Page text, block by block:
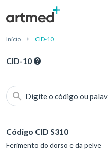
Início CID-10
CID-10
Digite o código ou
Código CID S310
Ferimento do dorso e da pelve